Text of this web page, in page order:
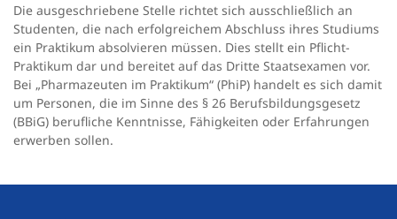
Die ausgeschriebene Stelle richtet sich ausschließlich an
Studenten, die nach erfolgreichem Abschluss ihres Studiums
ein Praktikum absolvieren müssen. Dies stellt ein Pflicht-
Praktikum dar und bereitet auf das Dritte Staatsexamen vor.
Bei „Pharmazeuten im Praktikum“ (PhiP) handelt es sich damit
um Personen, die im Sinne des § 26 Berufsbildungsgesetz
(BBiG) berufliche Kenntnisse, Fähigkeiten oder Erfahrungen
erwerben sollen.